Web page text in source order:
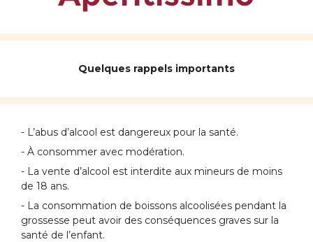
Quelques rappels importants
- L’abus d’alcool est dangereux pour la santé.
- À consommer avec modération.
- La vente d’alcool est interdite aux mineurs de moins
de 18 ans.
- La consommation de boissons alcoolisées pendant la
grossesse peut avoir des conséquences graves sur la
santé de l’enfant.